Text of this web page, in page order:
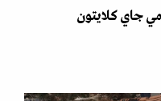
جاي كلايتون